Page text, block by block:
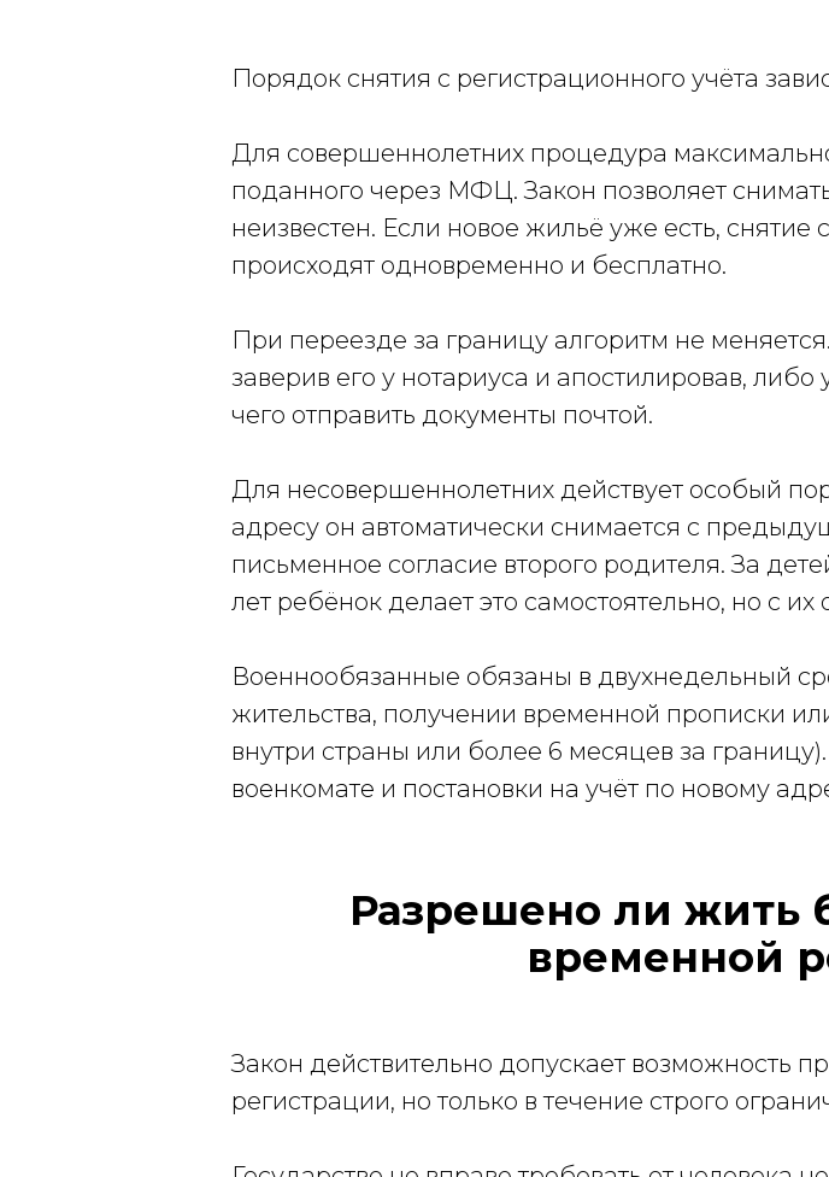
Порядок снятия с регистрационного учёта
Для совершеннолетних процедура
поданного через МФЦ. Закон позволяет
неизвестен. Если новое жильё уже есть,
происходят одновременно и бесплатно.
При переезде за границу алгоритм не
заверив его у нотариуса и апостилировав,
чего отправить документы почтой.
Для несовершеннолетних действует особый
адресу он автоматически снимается с
письменное согласие второго родителя. За
лет ребёнок делает это самостоятельно, но с
Военнообязанные обязаны в двухнедельный
жительства, получении временной прописки
внутри страны или более 6 месяцев за
военкомате и постановки на учёт по новому
Разрешено ли жить
временной
Закон действительно допускает возможность
регистрации, но только в течение строго